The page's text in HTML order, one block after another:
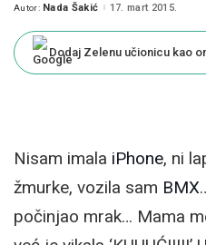
Posted
Autor: Nada Šakić 17. mart 2015.
Dodaj Zelenu učionicu kao
Nisam imala iPhone, ni
žmurke, vozila sam BMX
počinjao mrak… Mama